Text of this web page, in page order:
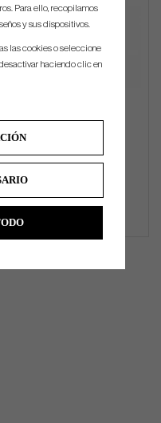
€544
Info
Para ello, recopilamos
y sus dispositivos.
las cookies o seleccione
haciendo clic en